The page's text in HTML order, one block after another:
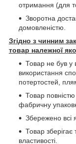
отримання (для
Зворотна
домовленістю.
Згідно з чинним
товар належної
Товар не був у
використання
потертостей,
Товар
фабричну
Збережено всі
Товар зберігає
властивості.